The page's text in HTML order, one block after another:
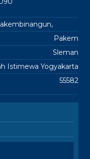
Pakem
Sleman
Istimewa Yogyakarta
55582